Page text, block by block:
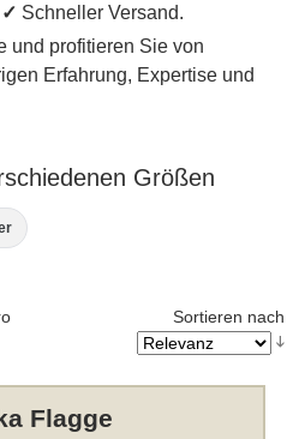
✓ Schneller Versand.
und profitieren Sie von
Erfahrung, Expertise und
Größen
Sortieren nach
Flagge